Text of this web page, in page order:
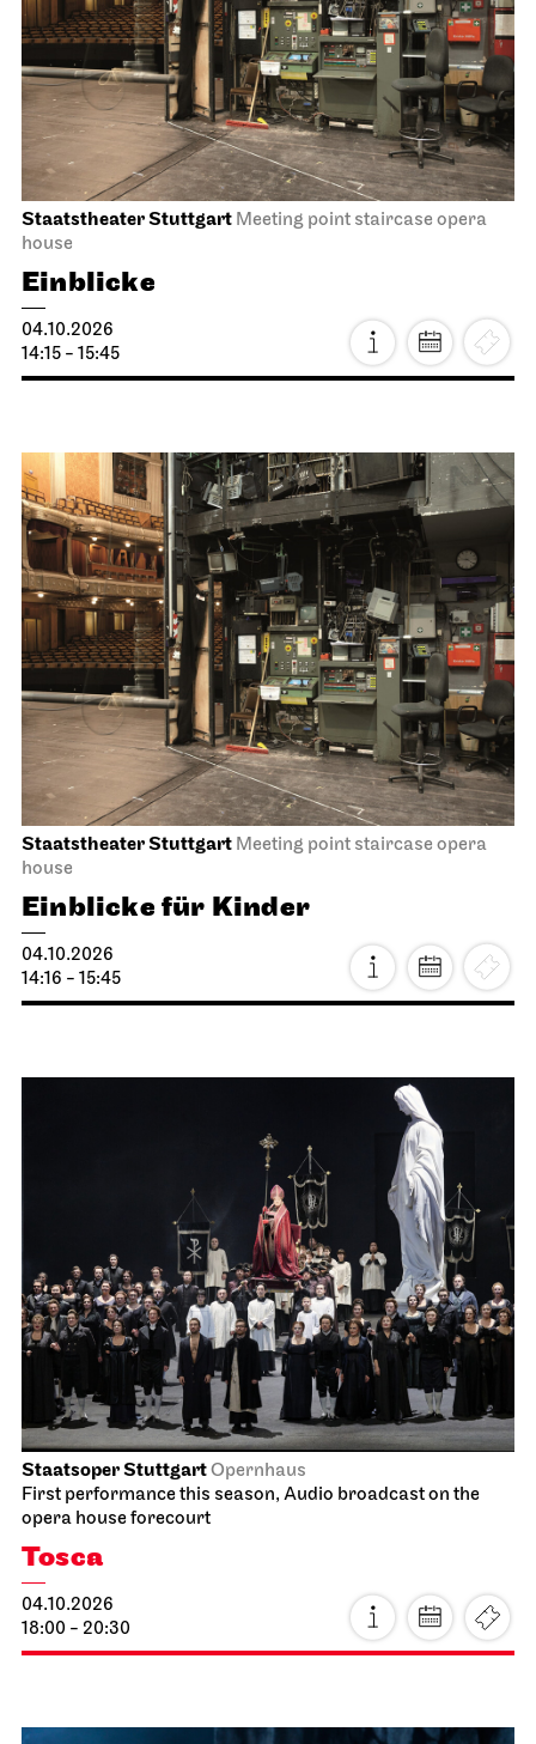
Staatstheater Stuttgart Meeting point staircase opera
house
Einblicke
04.10.2026
14:15 - 15:45
Staatstheater Stuttgart Meeting point staircase opera
house
Einblicke für Kinder
04.10.2026
14:16 - 15:45
Staatsoper StuttgartOpernhaus
First performance this season, Audio broadcast on the
opera house forecourt
Tosca
04.10.2026
18:00 - 20:30